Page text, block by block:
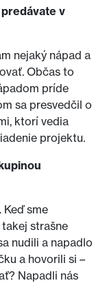
v
nejaký nápad a
Občas to
príde
sa presvedčil o
ktorí vedia
projektu.
Keď sme
strašne
nudili a napadlo
a hovorili si –
Napadli nás